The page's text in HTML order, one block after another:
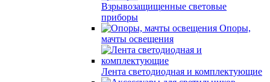
Взрывозащищенные световые
приборы
Опоры,
мачты освещения
Лента светодиодная и комплектующие